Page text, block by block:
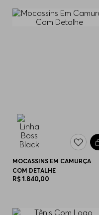
MOCASSINS EM CAMURÇA
COM DETALHE
R$ 1.840,00